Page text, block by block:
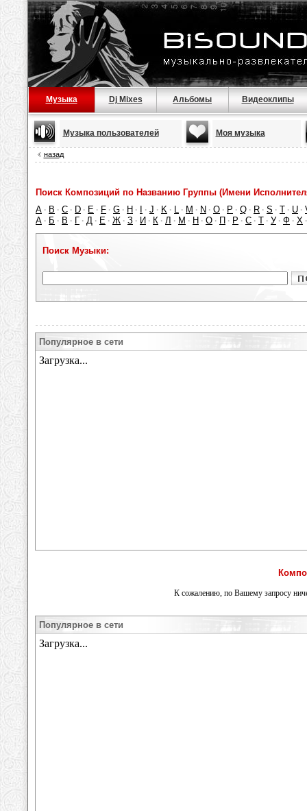
Музыка Dj Mixes Альбомы Видеоклипы
Музыка пользователей Моя музыка
назад
Поиск Композиций по Названию Группы (Имени
A · B · C · D · E · F · G · H · · J · K · L · M · N · O · P · Q · R · S · T · U ·
А · Б · В · Г · Д · Е · Ж · З · И · К · Л · М · Н · О · П · Р · С · Т · У · Ф · Х
Поиск Музыки:
Популярное в сети
К сожалению, по Вашему запросу
Популярное в сети